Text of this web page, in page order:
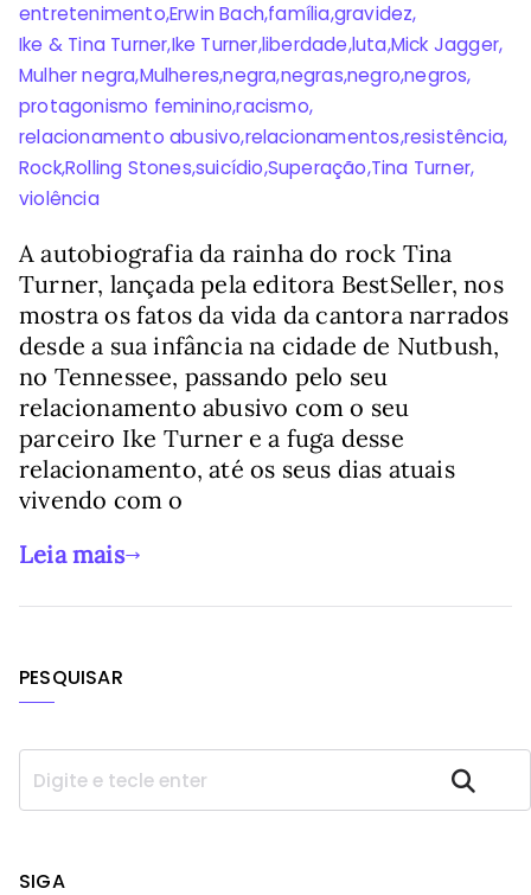
entretenimento,Erwin Bach,família,gravidez,
Ike & Tina Turner,Ike Turner,liberdade,luta,Mick Jagger,
Mulher negra,Mulheres,negra,negras,negro,negros,
protagonismo feminino,racismo,
relacionamento abusivo,relacionamentos,resistência,
Rock,Rolling Stones,suicídio,Superação,Tina Turner,
violência
A autobiografia da rainha do rock Tina
Turner, lançada pela editora BestSeller, nos
mostra os fatos da vida da cantora narrados
desde a sua infância na cidade de Nutbush,
no Tennessee, passando pelo seu
relacionamento abusivo com o seu
parceiro Ike Turner e a fuga desse
relacionamento, até os seus dias atuais
vivendo com o
Leia mais
PESQUISAR
s
Pesquisar
SIGA